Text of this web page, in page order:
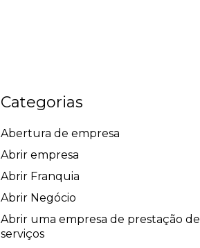
Categorias
Abertura de empresa
Abrir empresa
Abrir Franquia
Abrir Negócio
Abrir uma empresa de prestação de
serviços